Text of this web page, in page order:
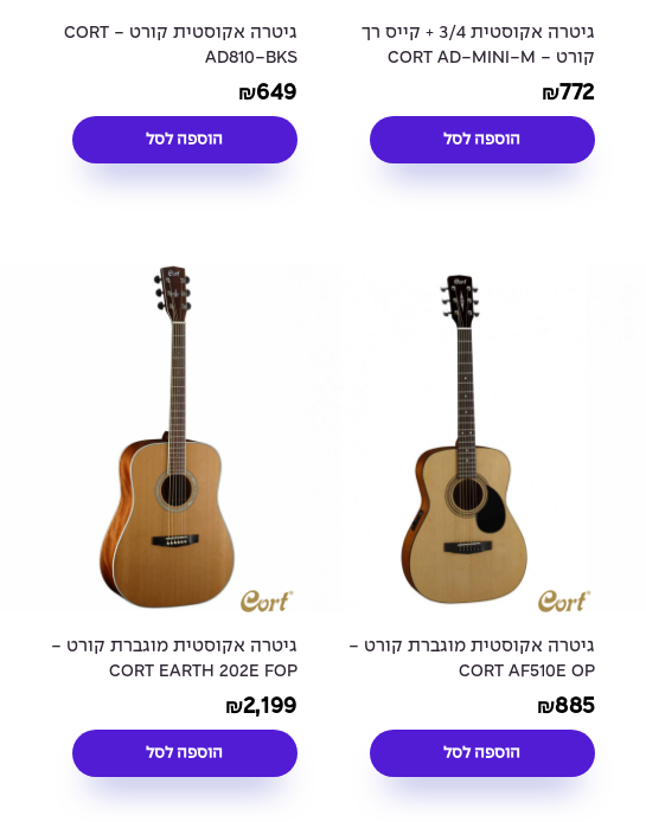
גיטרה אקוסטית 3/4 + קייס רך
קורט - CORT AD-MINI-M
₪772
הוספה לסל
גיטרה אקוסטית קורט - CORT
AD810-BKS
₪649
הוספה לסל
גיטרה אקוסטית מוגברת קורט -
CORT AF510E OP
₪885
הוספה לסל
גיטרה אקוסטית מוגברת קורט -
CORT EARTH 202E FOP
₪2,199
הוספה לסל